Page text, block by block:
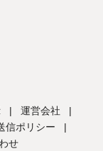
| 運営会社
|
信ポリシー
|
せ